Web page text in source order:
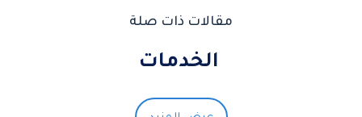
مقالات ذات صلة
الخدمات